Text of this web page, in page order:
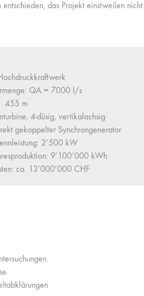
entschieden, das Projekt einstweilen nicht
QA = 7000 l/s
455 m
4-düsig, vertikalachsig
gekoppelter Synchrongenerator
2’500 kW
9’100’000 kWh
ca. 13’000’000 CHF